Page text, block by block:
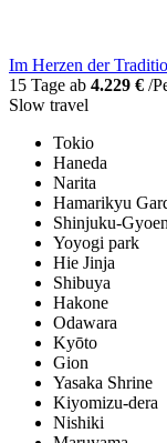
Im Herzen der
15 Tage ab 4.229 € /
Slow travel
Tokio
Haneda
Narita
Hamarikyu
Shinjuku-Gyoen
Yoyogi park
Hie Jinja
Shibuya
Hakone
Odawara
Kyōto
Gion
Yasaka Shrine
Kiyomizu-dera
Nishiki